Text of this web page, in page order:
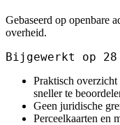
Gebaseerd op openbare
overheid.
Bijgewerkt op
Praktisch overzicht
sneller te
Geen juridische
Perceelkaarten en